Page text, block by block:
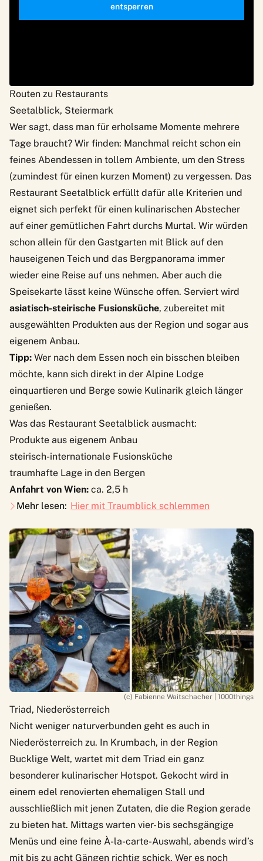
entsperren
Routen zu Restaurants
Seetalblick, Steiermark
Wer sagt, dass man für erholsame Momente mehrere
Tage braucht? Wir finden: Manchmal reicht schon ein
feines Abendessen in tollem Ambiente, um den Stress
(zumindest für einen kurzen Moment) zu vergessen. Das
Restaurant Seetalblick erfüllt dafür alle Kriterien und
eignet sich perfekt für einen kulinarischen Abstecher
auf einer gemütlichen Fahrt durchs Murtal. Wir würden
schon allein für den Gastgarten mit Blick auf den
hauseigenen Teich und das Bergpanorama immer
wieder eine Reise auf uns nehmen. Aber auch die
Speisekarte lässt keine Wünsche offen. Serviert wird
asiatisch-steirische Fusionsküche, zubereitet mit
ausgewählten Produkten aus der Region und sogar aus
eigenem Anbau.
Tipp: Wer nach dem Essen noch ein bisschen bleiben
möchte, kann sich direkt in der Alpine Lodge
einquartieren und Berge sowie Kulinarik gleich länger
genießen.
Was das Restaurant Seetalblick ausmacht:
Produkte aus eigenem Anbau
steirisch-internationale Fusionsküche
traumhafte Lage in den Bergen
Anfahrt von Wien: ca. 2,5 h
Mehr lesen: Hier mit Traumblick schlemmen
(c) Fabienne Waitschacher | 1000things
Triad, Niederösterreich
Nicht weniger naturverbunden geht es auch in
Niederösterreich zu. In Krumbach, in der Region
Bucklige Welt, wartet mit dem Triad ein ganz
besonderer kulinarischer Hotspot. Gekocht wird in
einem edel renovierten ehemaligen Stall und
ausschließlich mit jenen Zutaten, die die Region gerade
zu bieten hat. Mittags warten vier- bis sechsgängige
Menüs und eine feine À-la-carte-Auswahl, abends wird’s
mit bis zu acht Gängen richtig schick. Wer es noch